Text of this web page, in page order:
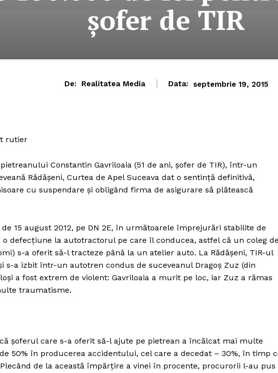
şofer de TIR
De: Realitatea Media Data: septembrie 19, 2015
rutier
Constantin Gavriloaia (51 de ani, şofer de TIR), într-un
Rădăşeni, Curtea de Apel Suceava dat o sentinţă definitivă,
cu suspendare şi obligând firma de asigurare să plătească
15 august 2012, pe DN 2E, în următoarele împrejurări stabilite de
o defecţiune la autotractorul pe care îl conducea, astfel că un coleg
s-a oferit să-l tracteze până la un atelier auto. La Rădăşeni, TIR-ul
s-a izbit într-un autotren condus de suceveanul Dragoş Zuz (din
a fost extrem de violent: Gavriloaia a murit pe loc, iar Zuz a rămas
traumatisme.
şoferul care s-a oferit să-l ajute pe pietrean a încălcat mai multe
50% în producerea accidentului, cel care a decedat – 30%, în timp
de la această împărţire a vinei în procente, procurorii l-au pus